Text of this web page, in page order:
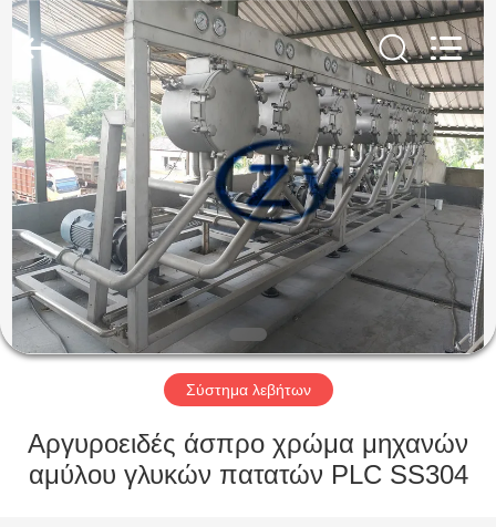
ΣΠΊΤΙ
ΠΡΟΪΟΝΤΑ
ΠΕΡΙΠΟΥ
ΗΠΑ
ΓΎΡΟΣ
ΕΡΓΟΣΤΑΣΊΩΝ
ΠΟΙΟΤΙΚΌΣ
Zhiyuan
Starch
Engineering
Machinery
Rights
Reserved.
Σύστημα λεβήτων
Αργυροειδές άσπρο χρώμα μηχανών
αμύλου γλυκών πατατών PLC SS304